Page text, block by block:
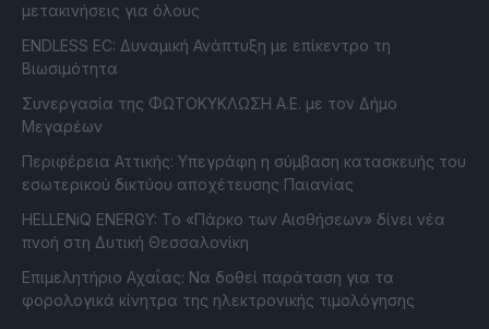
μετακινήσεις για όλους
ENDLESS EC: Δυναμική Ανάπτυξη με επίκεντρο τη
Βιωσιμότητα
Συνεργασία της ΦΩΤΟΚΥΚΛΩΣΗ Α.Ε. με τον Δήμο
Μεγαρέων
Περιφέρεια Αττικής: Υπεγράφη η σύμβαση κατασκευής του
εσωτερικού δικτύου αποχέτευσης Παιανίας
HELLENiQ ENERGY: Το «Πάρκο των Αισθήσεων» δίνει νέα
πνοή στη Δυτική Θεσσαλονίκη
Επιμελητήριο Αχαΐας: Να δοθεί παράταση για τα
φορολογικά κίνητρα της ηλεκτρονικής τιμολόγησης